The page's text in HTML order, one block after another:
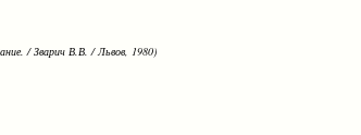
/ Зварич В.В. / Львов, 1980)